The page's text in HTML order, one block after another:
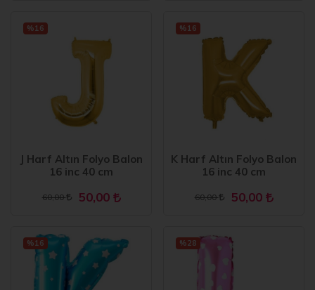
J Harf Altın Folyo Balon
16 inc 40 cm
60,00 50,00
%16
K Harf Altın Folyo Balon
16 inc 40 cm
60,00 50,00
%16
%16 %28